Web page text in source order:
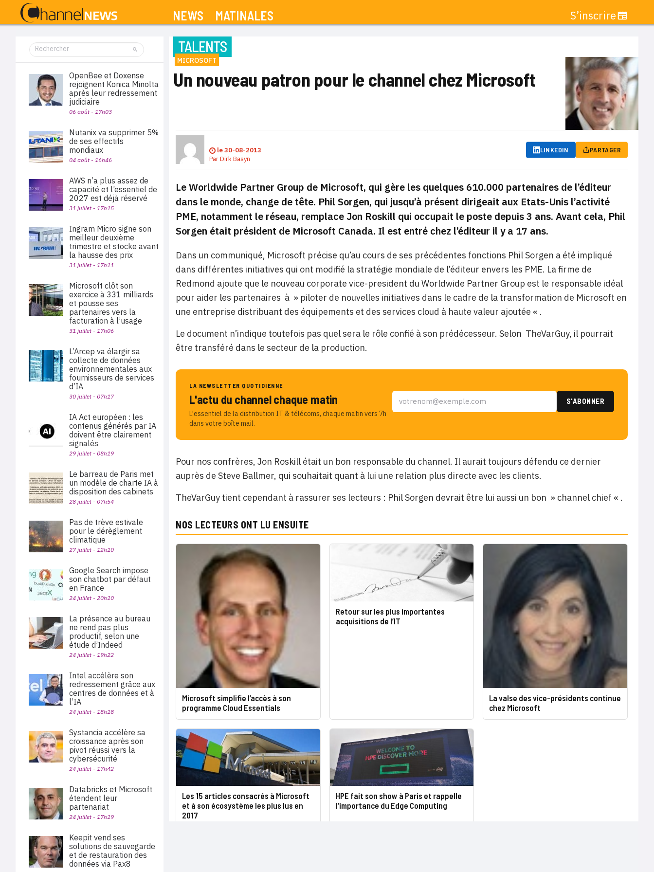
NEWS MATINALES S’inscrire
TALENTS
MICROSOFT
Un nouveau patron pour le channel chez Microsoft
le30-08-2013
ParDirk Basyn
LINKEDIN PARTAGER
Le Worldwide Partner Group de Microsoft, qui gère les quelques 610.000 partenaires de l’éditeur
dans le monde, change de tête. Phil Sorgen, qui jusqu’à présent dirigeait aux Etats-Unis l’activité
PME, notamment le réseau, remplace Jon Roskill qui occupait le poste depuis 3 ans. Avant cela, Phil
Sorgen était président de Microsoft Canada. Il est entré chez l’éditeur il y a 17 ans.
Dans un communiqué, Microsoft précise qu’au cours de ses précédentes fonctions Phil Sorgen a été impliqué
dans différentes initiatives qui ont modifié la stratégie mondiale de l’éditeur envers les PME. La firme de
Redmond ajoute que le nouveau corporate vice-president du Worldwide Partner Group est le responsable idéal
pour aider les partenaires à » piloter de nouvelles initiatives dans le cadre de la transformation de Microsoft en
une entreprise distribuant des équipements et des services cloud à haute valeur ajoutée « .
Le document n’indique toutefois pas quel sera le rôle confié à son prédécesseur. Selon TheVarGuy, il pourrait
être transféré dans le secteur de la production.
LA NEWSLETTER QUOTIDIENNE
L'actu du channel chaque matin
L'essentiel de la distribution IT & télécoms, chaque matin vers 7h
dans votre boîte mail.
Pour nos confrères, Jon Roskill était un bon responsable du channel. Il aurait toujours défendu ce dernier
auprès de Steve Ballmer, qui souhaitait quant à lui une relation plus directe avec les clients.
TheVarGuy tient cependant à rassurer ses lecteurs : Phil Sorgen devrait être lui aussi un bon » channel chief « .
NOS LECTEURS ONT LU ENSUITE
Microsoft simplifie l’accès à son
programme Cloud Essentials
Retour sur les plus importantes
acquisitions de l’IT
La valse des vice-présidents continue
chez Microsoft
Les 15 articles consacrés à Microsoft
et à son écosystème les plus lus en
2017
HPE fait son show à Paris et rappelle
l’importance du Edge Computing
OpenBee et Doxense
rejoignent Konica Minolta
après leur redressement
judiciaire
06 août - 17h03
Nutanix va supprimer 5%
de ses effectifs
mondiaux
04 août - 16h46
AWS n’a plus assez de
capacité et l’essentiel de
2027 est déjà réservé
31 juillet - 17h15
Ingram Micro signe son
meilleur deuxième
trimestre et stocke avant
la hausse des prix
31 juillet - 17h11
Microsoft clôt son
exercice à 331 milliards
et pousse ses
partenaires vers la
facturation à l’usage
31 juillet - 17h06
L’Arcep va élargir sa
collecte de données
environnementales aux
fournisseurs de services
d’IA
30 juillet - 07h17
IA Act européen : les
contenus générés par IA
doivent être clairement
signalés
29 juillet - 08h19
Le barreau de Paris met
un modèle de charte IA à
disposition des cabinets
28 juillet - 07h54
Pas de trève estivale
pour le dérèglement
climatique
27 juillet - 12h10
Google Search impose
son chatbot par défaut
en France
24 juillet - 20h10
La présence au bureau
ne rend pas plus
productif, selon une
étude d’Indeed
24 juillet - 19h22
Intel accélère son
redressement grâce aux
centres de données et à
l’IA
24 juillet - 18h18
Systancia accélère sa
croissance après son
pivot réussi vers la
cybersécurité
24 juillet - 17h42
Databricks et Microsoft
étendent leur
partenariat
24 juillet - 17h19
Keepit vend ses
solutions de sauvegarde
et de restauration des
données via Pax8